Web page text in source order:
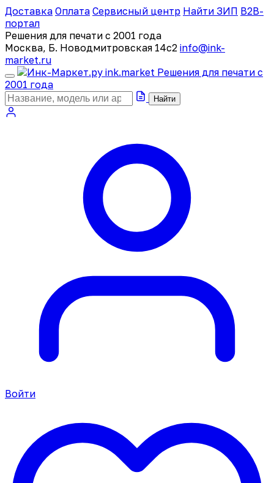
Доставка Оплата Сервисный центр Найти ЗИП B2B-
портал
Решения для печати с 2001 года
Москва, Б. Новодмитровская 14с2 info@ink-
market.ru
ink.market Решения для печати с
2001 года
Найти
Войти